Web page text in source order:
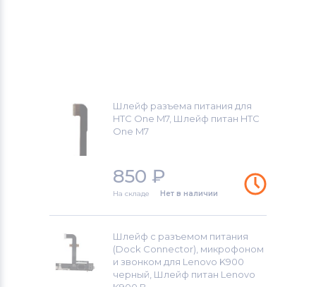
Шлейф разъема питания для
HTC One M7, Шлейф питан HTC
One M7
850 ₽
На складе Нет в наличии
Шлейф с разъемом питания
(Dock Connector), микрофоном
и звонком для Lenovo K900
черный, Шлейф питан Lenovo